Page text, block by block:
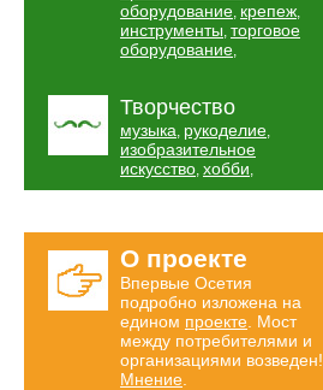
оборудование, крепеж,
инструменты, торговое
оборудование,
Творчество
музыка, рукоделие,
изобразительное
искусство, хобби,
О проекте
Впервые Осетия
подробно изложена на
едином проекте . Мост
между потребителями и
организациями возведен!
Мнение